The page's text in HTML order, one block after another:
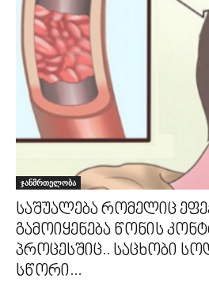
ჯანმრთელობა
საშუალება რომელიც
გამოიყენება წონის
პროცესშიც.. საცხობი
სწორი...